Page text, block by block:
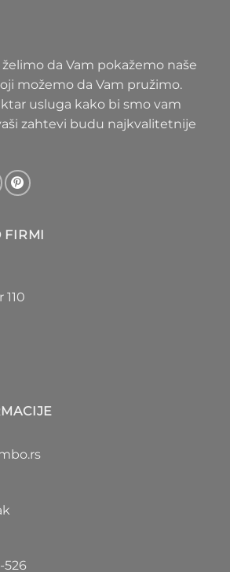
da Vam pokažemo naše
možemo da Vam pružimo.
usluga kako bi smo vam
zahtevi budu najkvalitetnije
FIRMI
526